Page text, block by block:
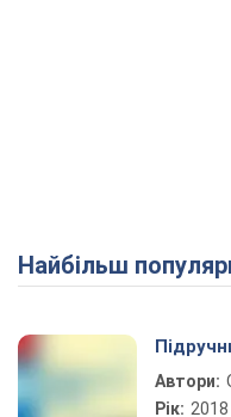
Найбільш
Автори:
Рік: 2018